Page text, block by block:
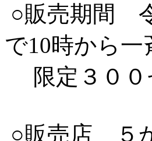
○販売期間
で10時から一
限定３０
○販売店 ５